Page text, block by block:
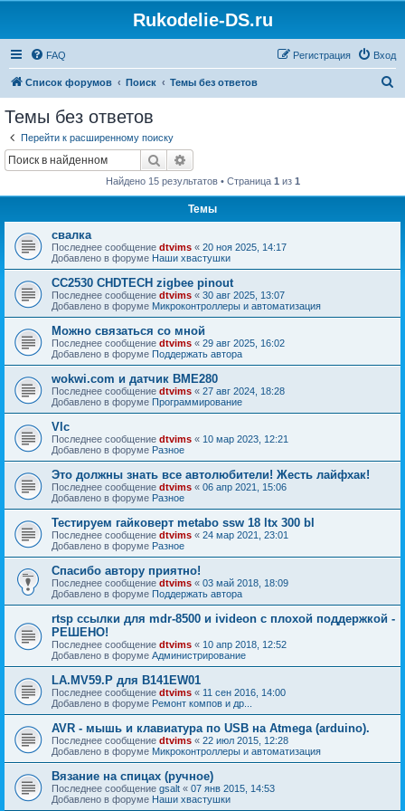
Rukodelie-DS.ru
FAQ Вход
Регистрация
Список форумов Поиск Темы без ответов
Темы без ответов
Перейти к расширенному поиску
Поиск
Найдено 15 результатов • Страница 1 из 1
Темы
свалка
Последнее сообщение dtvims « 20 ноя 2025, 14:17
Добавлено в форуме Наши хвастушки
CC2530 CHDTECH zigbee pinout
Последнее сообщение dtvims « 30 авг 2025, 13:07
Добавлено в форуме Микроконтроллеры и автоматизация
Можно связаться со мной
Последнее сообщение dtvims « 29 авг 2025, 16:02
Добавлено в форуме Поддержать автора
wokwi.com и датчик BME280
Последнее сообщение dtvims « 27 авг 2024, 18:28
Добавлено в форуме Программирование
Vlc
Последнее сообщение dtvims « 10 мар 2023, 12:21
Добавлено в форуме Разное
Это должны знать все автолюбители! Жесть лайфхак!
Последнее сообщение dtvims « 06 апр 2021, 15:06
Добавлено в форуме Разное
Тестируем гайковерт metabo ssw 18 ltx 300 bl
Последнее сообщение dtvims « 24 мар 2021, 23:01
Добавлено в форуме Разное
Спасибо автору приятно!
Последнее сообщение dtvims « 03 май 2018, 18:09
Добавлено в форуме Поддержать автора
rtsp ссылки для mdr-8500 и ivideon с плохой поддержкой -
РЕШЕНО!
Последнее сообщение dtvims « 10 апр 2018, 12:52
Добавлено в форуме Администрирование
LA.MV59.P для B141EW01
Последнее сообщение dtvims « 11 сен 2016, 14:00
Добавлено в форуме Ремонт компов и др...
AVR - мышь и клавиатура по USB на Atmega (arduino).
Последнее сообщение dtvims « 22 июл 2015, 12:28
Добавлено в форуме Микроконтроллеры и автоматизация
Вязание на спицах (ручное)
Последнее сообщение gsalt « 07 янв 2015, 14:53
Добавлено в форуме Наши хвастушки